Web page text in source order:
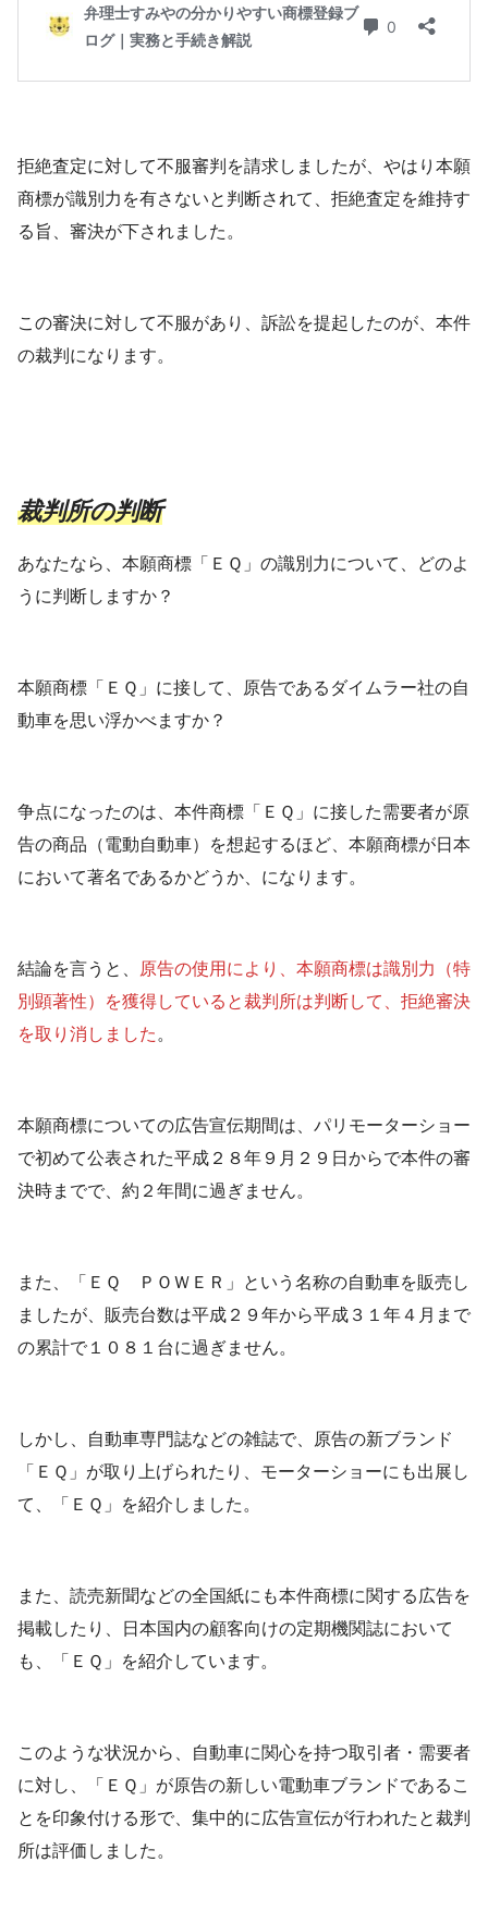
拒絶査定に対して不服審判を請求しましたが、やはり本願
商標が識別力を有さないと判断されて、拒絶査定を維持す
る旨、審決が下されました。
この審決に対して不服があり、訴訟を提起したのが、本件
の裁判になります。
裁判所の判断
あなたなら、本願商標「ＥＱ」の識別力について、どのよ
うに判断しますか？
本願商標「ＥＱ」に接して、原告であるダイムラー社の自
動車を思い浮かべますか？
争点になったのは、本件商標「ＥＱ」に接した需要者が原
告の商品（電動自動車）を想起するほど、本願商標が日本
において著名であるかどうか、になります。
結論を言うと、
原告の使用により、本願商標は識別力（特
別顕著性）を獲得していると裁判所は判断して、拒絶審決
を取り消しました 。
本願商標についての広告宣伝期間は、パリモーターショー
で初めて公表された平成２８年９月２９日からで本件の審
決時までで、約２年間に過ぎません。
また、「ＥＱ ＰＯＷＥＲ」という名称の自動車を販売し
ましたが、販売台数は平成２９年から平成３１年４月まで
の累計で１０８１台に過ぎません。
しかし、自動車専門誌などの雑誌で、原告の新ブランド
「ＥＱ」が取り上げられたり、モーターショーにも出展し
て、「ＥＱ」を紹介しました。
また、読売新聞などの全国紙にも本件商標に関する広告を
掲載したり、日本国内の顧客向けの定期機関誌において
も、「ＥＱ」を紹介しています。
このような状況から、自動車に関心を持つ取引者・需要者
に対し、「ＥＱ」が原告の新しい電動車ブランドであるこ
とを印象付ける形で、集中的に広告宣伝が行われたと裁判
所は評価しました。